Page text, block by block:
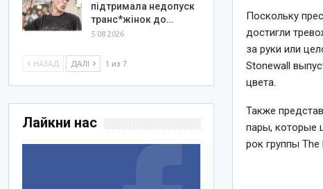
Поскольку
достигли
за руки или
Stonewall
цвета.
Также
пары, которые
рок группы
підтримала недопуск
транс*жінок до…
5.08.2026
НАЗАД ДАЛІ 1 из 7
Лайкни нас